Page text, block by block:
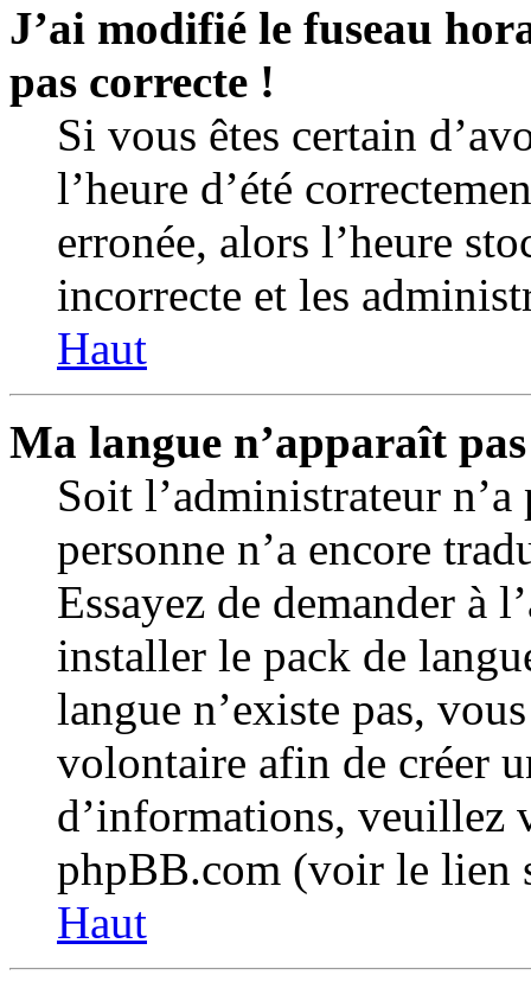
J’ai modifié le fuseau
pas correcte !
Si vous êtes certain
l’heure d’été
erronée, alors l’heure
incorrecte et les
Haut
Ma langue n’apparaît
Soit l’administrateur
personne n’a encore
Essayez de demander à
installer le pack de
langue n’existe pas,
volontaire afin de créer
d’informations, veuillez
phpBB.com (voir le lien
Haut